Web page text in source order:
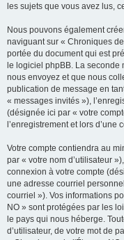
les sujets que vous avez lus,
Nous pouvons également
naviguant sur « Chroniques
portée du document qui est
le logiciel phpBB. La seconde
nous envoyez et que nous
publication de message en
« messages invités »),
(désignée ici par « votre
l’enregistrement et lors d’une
Votre compte contiendra au
par « votre nom d’utilisateur
connexion à votre compte
une adresse courriel
courriel »). Vos informations
NO » sont protégées par les
le pays qui nous héberge.
d’utilisateur, de votre mot de